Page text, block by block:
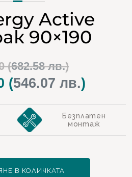
Active
90×190
(682.58 лв.)
price
€ 349,00.
(546.07 лв.)
е:
€ 279,20.
Безплатен
монтаж
В КОЛИЧКАТА